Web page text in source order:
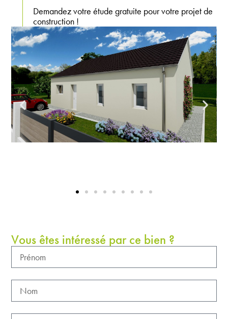
Demandez votre étude gratuite pour votre projet de
construction !
Vous êtes intéressé par ce bien ?